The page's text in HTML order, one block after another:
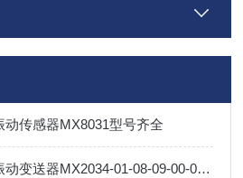
传感器MX8031型号齐全
美国迈确METRIX振动变送器MX2034-01-08-09-00-01-030-00操作使用